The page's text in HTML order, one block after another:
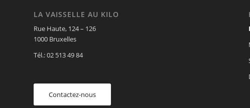
LA VAISSELLE AU KILO
Rue Haute, 124 – 126
1000 Bruxelles
Tél.: 02 513 49 84
Contactez-nous